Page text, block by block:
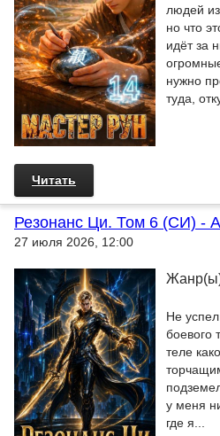
людей
но что
идёт за
нужно
туда,
Читать
Резонанс Ци. Том 6 (СИ) -
27 июля 2026, 12:00
Не
боевого
теле
у меня
где я...